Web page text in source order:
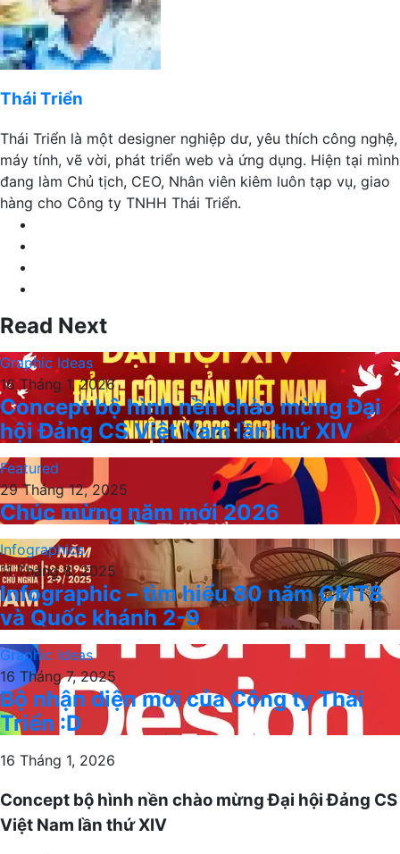
Thái Triển
Thái Triển là một designer nghiệp dư, yêu thích công nghệ,
máy tính, vẽ vời, phát triển web và ứng dụng. Hiện tại mình
đang làm Chủ tịch, CEO, Nhân viên kiêm luôn tạp vụ, giao
hàng cho Công ty TNHH Thái Triển.
Read Next
Graphic Ideas
16 Tháng 1, 2026
Concept bộ hình nền chào mừng Đại
hội Đảng CS Việt Nam lần thứ XIV
Featured
29 Tháng 12, 2025
Chúc mừng năm mới 2026
Infographics
11 Tháng 8, 2025
Infographic – tìm hiểu 80 năm CMT8
và Quốc khánh 2-9
Graphic Ideas
16 Tháng 7, 2025
Bộ nhận diện mới của Công ty Thái
Triển :D
16 Tháng 1, 2026
Concept bộ hình nền chào mừng Đại hội Đảng CS
Việt Nam lần thứ XIV